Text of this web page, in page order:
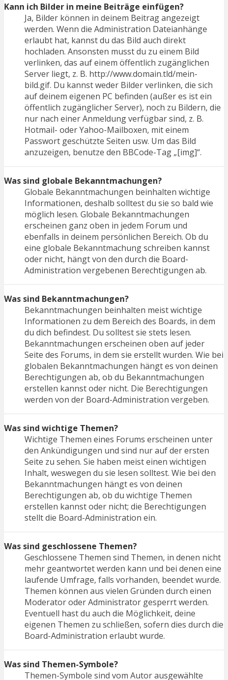
Kann ich Bilder in meine Beiträge einfügen?
Ja, Bilder können in deinem Beitrag angezeigt
werden. Wenn die Administration Dateianhänge
erlaubt hat, kannst du das Bild auch direkt
hochladen. Ansonsten musst du zu einem Bild
verlinken, das auf einem öffentlich zugänglichen
Server liegt, z. B. http://www.domain.tld/mein-
bild.gif. Du kannst weder Bilder verlinken, die sich
auf deinem eigenen PC befinden (außer es ist ein
öffentlich zugänglicher Server), noch zu Bildern, die
nur nach einer Anmeldung verfügbar sind, z. B.
Hotmail- oder Yahoo-Mailboxen, mit einem
Passwort geschützte Seiten usw. Um das Bild
anzuzeigen, benutze den BBCode-Tag „[img]“.
Was sind globale Bekanntmachungen?
Globale Bekanntmachungen beinhalten wichtige
Informationen, deshalb solltest du sie so bald wie
möglich lesen. Globale Bekanntmachungen
erscheinen ganz oben in jedem Forum und
ebenfalls in deinem persönlichen Bereich. Ob du
eine globale Bekanntmachung schreiben kannst
oder nicht, hängt von den durch die Board-
Administration vergebenen Berechtigungen ab.
Was sind Bekanntmachungen?
Bekanntmachungen beinhalten meist wichtige
Informationen zu dem Bereich des Boards, in dem
du dich befindest. Du solltest sie stets lesen.
Bekanntmachungen erscheinen oben auf jeder
Seite des Forums, in dem sie erstellt wurden. Wie bei
globalen Bekanntmachungen hängt es von deinen
Berechtigungen ab, ob du Bekanntmachungen
erstellen kannst oder nicht. Die Berechtigungen
werden von der Board-Administration vergeben.
Was sind wichtige Themen?
Wichtige Themen eines Forums erscheinen unter
den Ankündigungen und sind nur auf der ersten
Seite zu sehen. Sie haben meist einen wichtigen
Inhalt, weswegen du sie lesen solltest. Wie bei den
Bekanntmachungen hängt es von deinen
Berechtigungen ab, ob du wichtige Themen
erstellen kannst oder nicht; die Berechtigungen
stellt die Board-Administration ein.
Was sind geschlossene Themen?
Geschlossene Themen sind Themen, in denen nicht
mehr geantwortet werden kann und bei denen eine
laufende Umfrage, falls vorhanden, beendet wurde.
Themen können aus vielen Gründen durch einen
Moderator oder Administrator gesperrt werden.
Eventuell hast du auch die Möglichkeit, deine
eigenen Themen zu schließen, sofern dies durch die
Board-Administration erlaubt wurde.
Was sind Themen-Symbole?
Themen-Symbole sind vom Autor ausgewählte